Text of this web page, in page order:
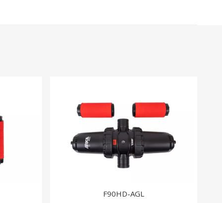
F90HD-AGL